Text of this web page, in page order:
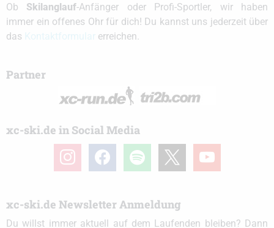
Ob Skilanglauf-Anfänger oder Profi-Sportler, wir haben
immer ein offenes Ohr für dich! Du kannst uns jederzeit über
das
erreichen.
Partner
xc-ski.de in Social Media
instagramfacebook spotify youtube
xc-ski.de Newsletter Anmeldung
Du willst immer aktuell auf dem Laufenden bleiben? Dann